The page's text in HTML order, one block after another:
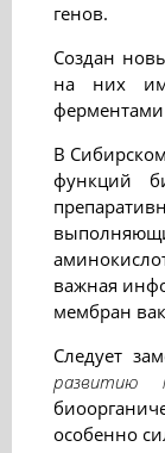
генов.
Создан
на них
ферментами
В
функций
важная
мембран
Следует
развитию
особенно